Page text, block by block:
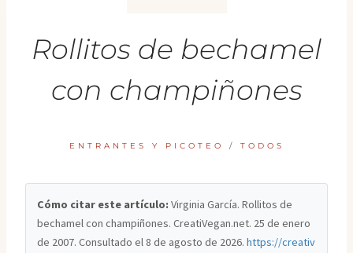
Rollitos de bechamel
con champiñones
ENTRANTES Y PICOTEO / TODOS
Cómo citar este artículo: Virginia García. Rollitos de
bechamel con champiñones. CreatiVegan.net. 25 de enero
de 2007. Consultado el 8 de agosto de 2026.https://creativ